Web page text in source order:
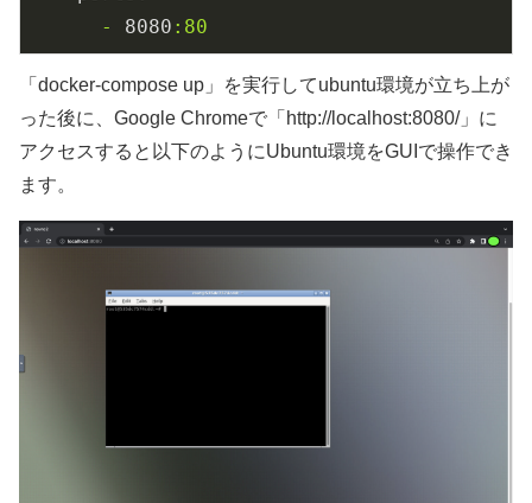
-
8080 :80
「docker-compose up」を実行してubuntu環境が立ち上が
った後に、Google Chromeで「http://localhost:8080/」に
アクセスすると以下のようにUbuntu環境をGUIで操作でき
ます。